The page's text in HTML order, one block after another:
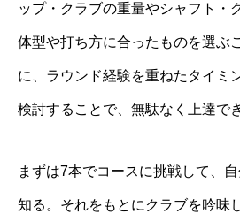
ップ・クラブの重量やシャフト・
体型や打ち方に合ったものを選ぶ
に、ラウンド経験を重ねたタイミ
検討することで、無駄なく上達で
まずは7本でコースに挑戦して、
知る。それをもとにクラブを吟味